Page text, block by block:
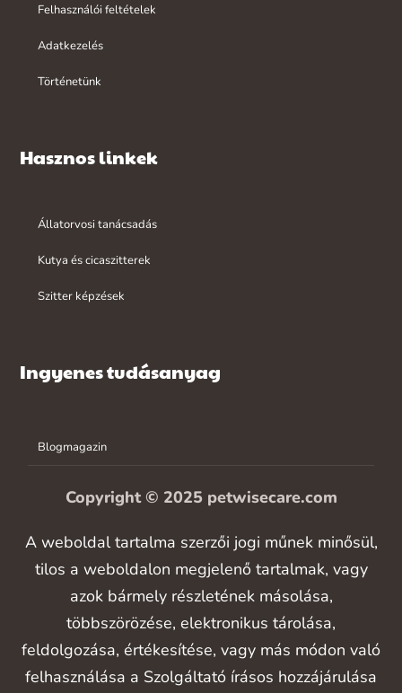
Felhasználói feltételek
Adatkezelés
Történetünk
Hasznos linkek
Állatorvosi tanácsadás
Kutya és cicaszitterek
Szitter képzések
Ingyenes tudásanyag
Blogmagazin
Copyright © 2025 petwisecare.com
A weboldal tartalma szerzői jogi műnek minősül,
tilos a weboldalon megjelenő tartalmak, vagy
azok bármely részletének másolása,
többszörözése, elektronikus tárolása,
feldolgozása, értékesítése, vagy más módon való
felhasználása a Szolgáltató írásos hozzájárulása